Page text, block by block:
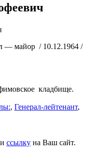
— майор / 10.12.1964 /
кладбище.
, Генерал-лейтенант,
ссылку на Ваш сайт.